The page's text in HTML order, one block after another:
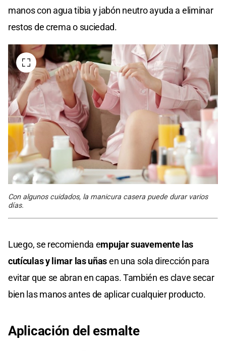
manos con agua tibia y jabón neutro ayuda a eliminar
restos de crema o suciedad.
Con algunos cuidados, la manicura casera puede durar varios
días.
Luego, se recomienda empujar suavemente las
cutículas y limar las uñasen una sola dirección para
evitar que se abran en capas. También es clave secar
bien las manos antes de aplicar cualquier producto.
Aplicación del esmalte